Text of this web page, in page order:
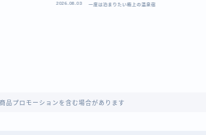
2026.08.03 一度は泊まりたい極上の温泉宿
品プロモーションを含む場合があります